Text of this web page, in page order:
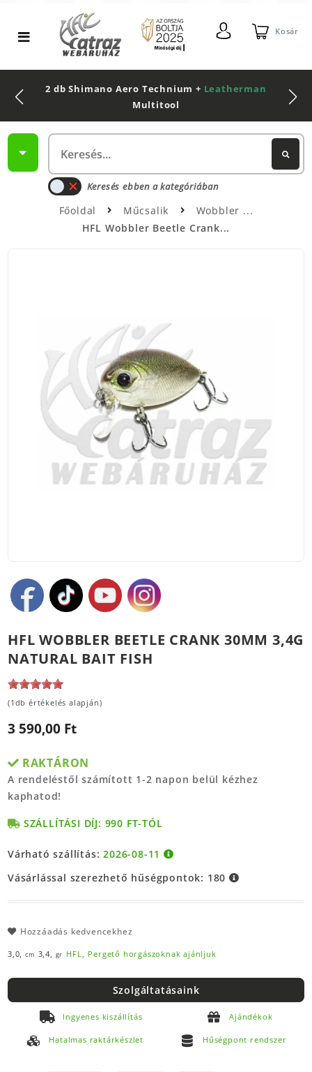
Kosár
2 db Shimano Aero Technium + Leatherman
Multitool
Keresés ebben a kategóriában
Főoldal Műcsalik
Wobbler
HFL Wobbler Beetle Crank...
HFL WOBBLER BEETLE CRANK 30MM 3,4G
NATURAL BAIT FISH
(1db értékelés alapján)
3 590,00 Ft
RAKTÁRON
A rendeléstől számított 1-2 napon belül kézhez
kaphatod!
SZÁLLÍTÁSI DÍJ: 990 FT-TÓL
Várható szállítás:2026-08-11
Vásárlással szerezhető hűségpontok: 180
Hozzáadás kedvencekhez
3,0, cm 3,4, gr HFL, Pergető horgászoknak ajánljuk
Szolgáltatásaink
Ingyenes kiszállítás Ajándékok
Hatalmas raktárkészlet Hűségpont rendszer